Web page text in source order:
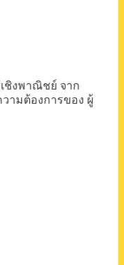
ชิงพาณิชย์ จาก
ามต้องการของ ผู้